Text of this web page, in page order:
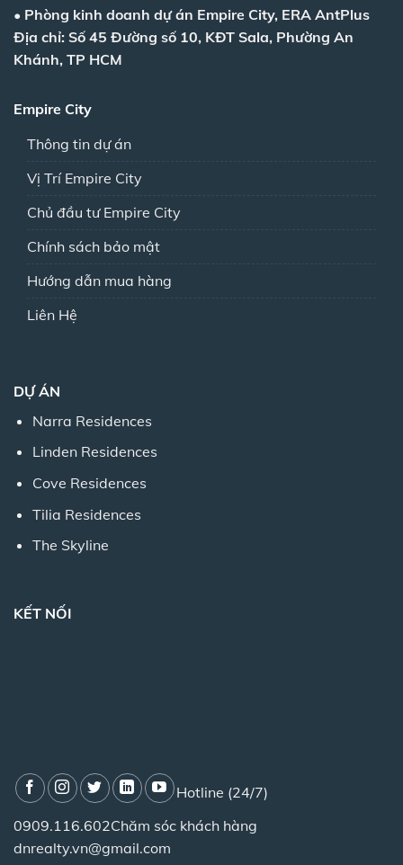
• Phòng kinh doanh dự án Empire City, ERA AntPlus
Địa chỉ: Số 45 Đường số 10, KĐT Sala, Phường An
Khánh, TP HCM
Empire City
Thông tin dự án
Vị Trí Empire City
Chủ đầu tư Empire City
Chính sách bảo mật
Hướng dẫn mua hàng
Liên Hệ
DỰ ÁN
Narra Residences
Linden Residences
Cove Residences
Tilia Residences
The Skyline
KẾT NỐI
Hotline (24/7)
0909.116.602Chăm sóc khách hàng
dnrealty.vn@gmail.com